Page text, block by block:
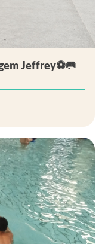
Jeffrey⚽🥅